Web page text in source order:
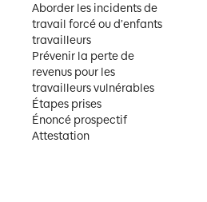
Aborder les incidents de
travail forcé ou d’enfants
travailleurs
Prévenir la perte de
revenus pour les
travailleurs vulnérables
Étapes prises
Énoncé prospectif
Attestation